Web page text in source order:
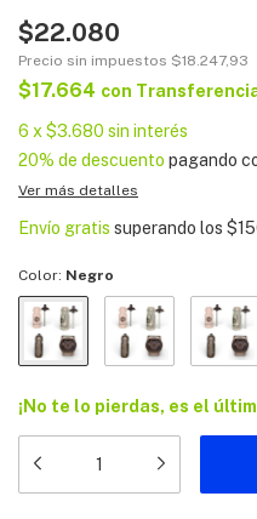
$22.080
Precio sin impuestos $18.247,93
$17.664 con
6 x $3.680 sin interés
20% de descuento pagando
Ver más detalles
Envío gratis superando los
Color: Negro
¡No te lo pierdas, es el